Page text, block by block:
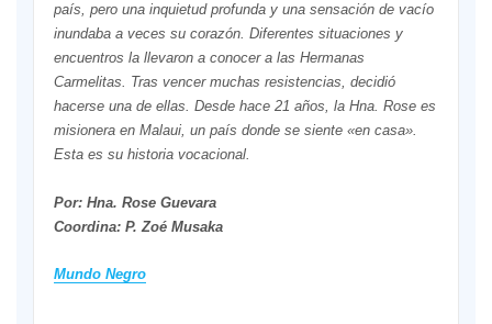
país, pero una inquietud profunda y una sensación de vacío
inundaba a veces su corazón. Diferentes situaciones y
encuentros la llevaron a conocer a las Hermanas
Carmelitas. Tras vencer muchas resistencias, decidió
hacerse una de ellas. Desde hace 21 años, la Hna. Rose es
misionera en Malaui, un país donde se siente «en casa».
Esta es su historia vocacional.
Por: Hna. Rose Guevara
Coordina: P. Zoé Musaka
Mundo Negro